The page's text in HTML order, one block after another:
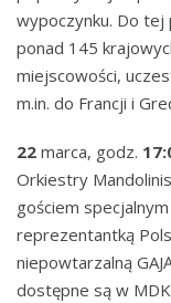
wypoczynku. Do tej
ponad 145
miejscowości,
m.in. do Francji i
22 marca, godz.
Orkiestry
gościem
reprezentantką
niepowtarzalną
dostępne są w